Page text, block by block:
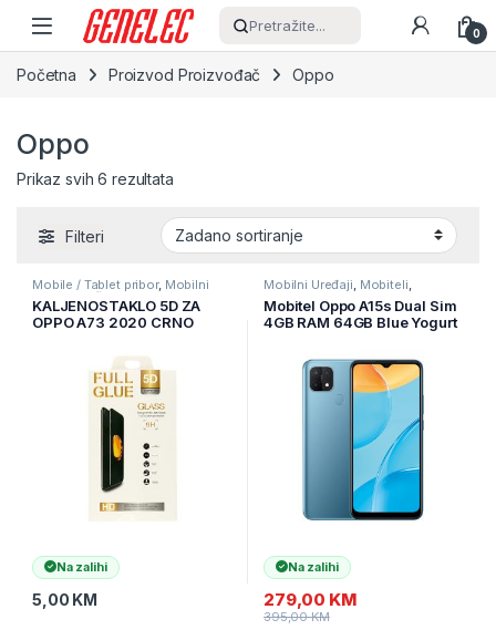
Skip to navigation
Skip to content
Pretražite... 0
Početna Proizvod Proizvođač Oppo
Oppo
Prikaz svih 6 rezultata
Filteri
Mobile / Tablet pribor, Mobilni
Zaštitne maske i coveri
KALJENOSTAKLO 5D ZA
OPPO A73 2020 CRNO
Na zalihi
5,00 KM
Mobilni Uređaji, Mobiteli,
Pametni telefoni
Mobitel Oppo A15s Dual Sim
4GB RAM 64GB Blue Yogurt
Na zalihi
279,00 KM
395,00KM